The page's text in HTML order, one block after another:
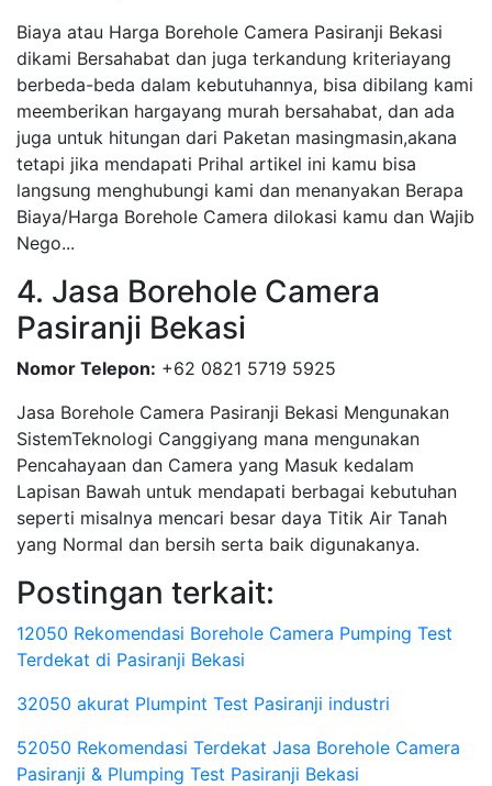
Biaya atau Harga Borehole Camera Pasiranji Bekasi
dikami Bersahabat dan juga terkandung kriteriayang
berbeda-beda dalam kebutuhannya, bisa dibilang kami
meemberikan hargayang murah bersahabat, dan ada
juga untuk hitungan dari Paketan masingmasin,akana
tetapi jika mendapati Prihal artikel ini kamu bisa
langsung menghubungi kami dan menanyakan Berapa
Biaya/Harga Borehole Camera dilokasi kamu dan Wajib
Nego...
4. Jasa Borehole Camera
Pasiranji Bekasi
Nomor Telepon: +62 0821 5719 5925
Jasa Borehole Camera Pasiranji Bekasi Mengunakan
SistemTeknologi Canggiyang mana mengunakan
Pencahayaan dan Camera yang Masuk kedalam
Lapisan Bawah untuk mendapati berbagai kebutuhan
seperti misalnya mencari besar daya Titik Air Tanah
yang Normal dan bersih serta baik digunakanya.
Postingan terkait:
12050 Rekomendasi Borehole Camera Pumping Test
Terdekat di Pasiranji Bekasi
32050 akurat Plumpint Test Pasiranji industri
52050 Rekomendasi Terdekat Jasa Borehole Camera
Pasiranji & Plumping Test Pasiranji Bekasi